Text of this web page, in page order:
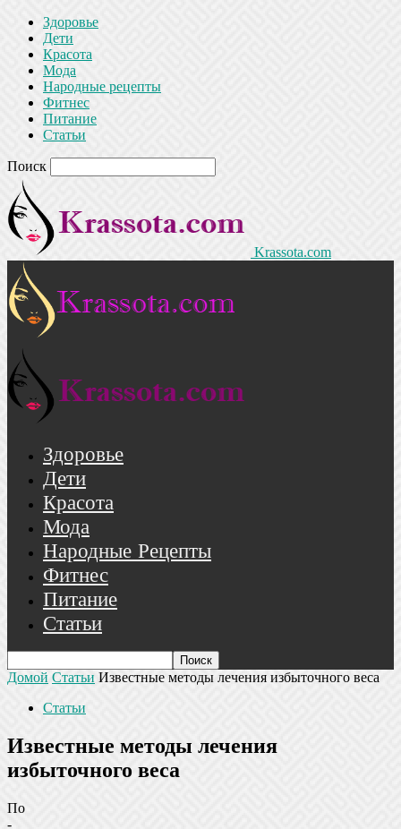
Здоровье
Дети
Красота
Мода
Народные рецепты
Фитнес
Питание
Статьи
Поиск
Krassota.com
Здоровье
Дети
Красота
Мода
Народные Рецепты
Фитнес
Питание
Статьи
Домой Статьи Известные методы лечения избыточного веса
Статьи
Известные методы лечения
избыточного веса
По
-